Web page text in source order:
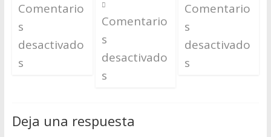
Comentario
s
desactivado
s
Comentario
s
desactivado
s
Comentario
s
desactivado
s
Deja una respuesta